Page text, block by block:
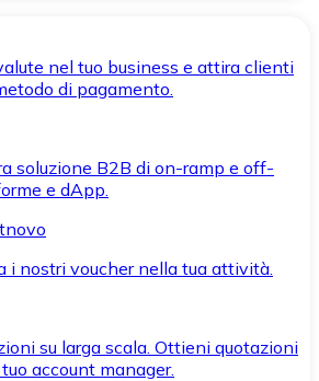
nel tuo business e attira clienti
di pagamento.
soluzione B2B di on-ramp e off-
e dApp.
i nostri voucher nella tua attività.
su larga scala. Ottieni quotazioni
account manager.